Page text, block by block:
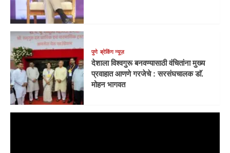
पुणे ब्रेकिंग न्यूज़
देशाला विश्वगुरू बनवण्यासाठी वंचितांना मुख्य
प्रवाहात आणणे गरजेचे : सरसंघचालक डाॅ.
मोहन भागवत